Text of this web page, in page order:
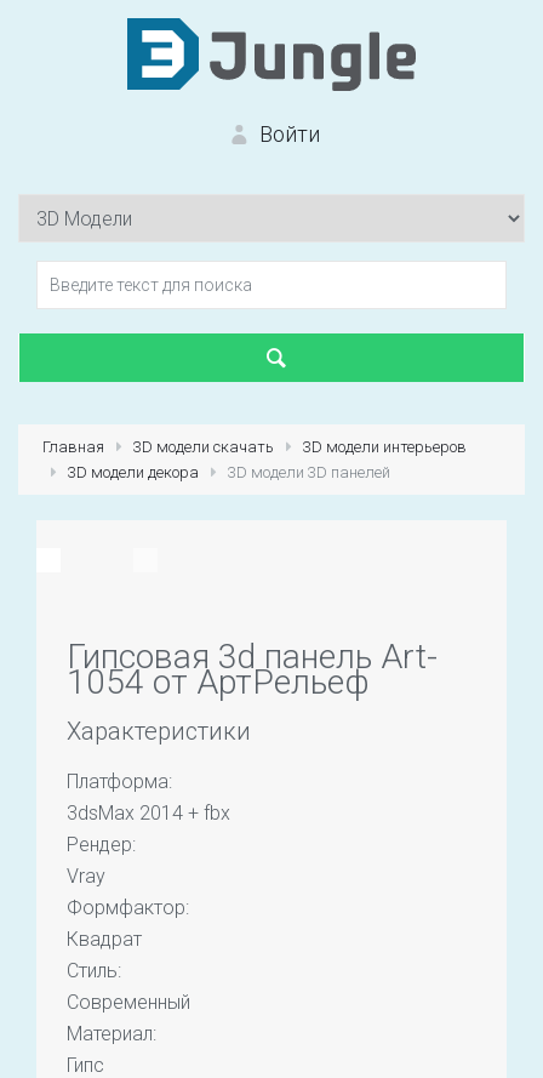
Войти
Первый раз?
Главная 3D модели скачать
3D модели интерьеров
3D модели декора
3D модели 3D панелей
Гипсовая 3d панель Art-
1054 от АртРельеф
Характеристики
Платформа:
3dsMax 2014 + fbx
Рендер:
Vray
Формфактор:
Квадрат
Стиль:
Современный
Материал:
Гипс